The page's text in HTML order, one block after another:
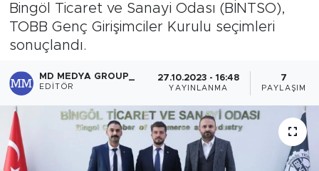
Bingöl Ticaret ve Sanayi Odası (BİNTSO),
TOBB Genç Girişimciler Kurulu seçimleri
sonuçlandı.
MD MEDYA GROUP_
EDITÖR
27.10.2023 - 16:48
YAYINLANMA
7
PAYLAŞIM
Adaklı-Kiğı
Siyaset
Tüm Manşetler